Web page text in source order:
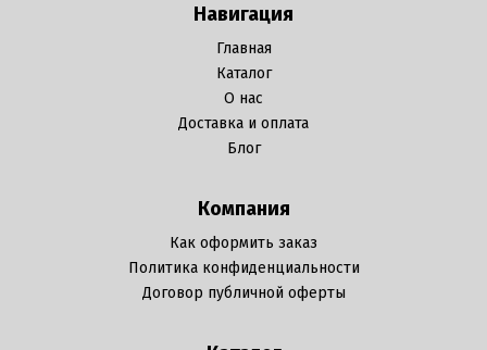
Навигация
Главная
Каталог
О нас
Доставка и оплата
Блог
Компания
Как оформить заказ
Политика конфиденциальности
Договор публичной оферты